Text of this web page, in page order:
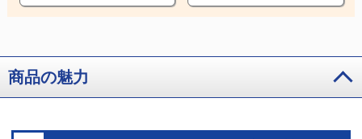
商品の魅力